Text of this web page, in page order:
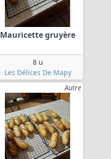
Mauricette gruyère
8 u
Les Délices De Mapy
Autre